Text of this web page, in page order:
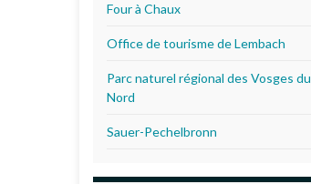
Four à Chaux
Office de tourisme de Lembach
Parc naturel régional des Vosges du
Nord
Sauer-Pechelbronn